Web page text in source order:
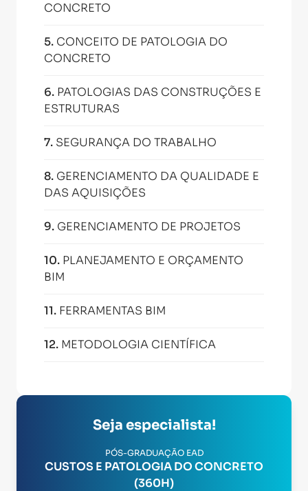
CONCRETO
5. CONCEITO DE PATOLOGIA DO
CONCRETO
6. PATOLOGIAS DAS CONSTRUÇÕES E
ESTRUTURAS
7. SEGURANÇA DO TRABALHO
8. GERENCIAMENTO DA QUALIDADE E
DAS AQUISIÇÕES
9. GERENCIAMENTO DE PROJETOS
10. PLANEJAMENTO E ORÇAMENTO
BIM
11. FERRAMENTAS BIM
12. METODOLOGIA CIENTÍFICA
Seja especialista!
PÓS-GRADUAÇÃO EAD
CUSTOS E PATOLOGIA DO CONCRETO
(360H)